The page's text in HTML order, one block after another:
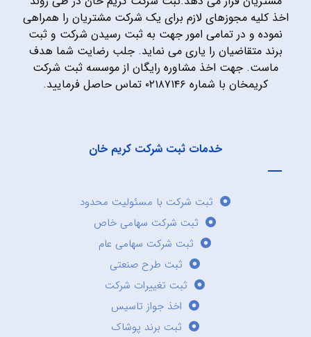
اخذ کلیه مجوزهای لازم برای یک شرکت مشتریان را همراهی
نموده و در تمامی امور جهت به ثبت رسیدن شرکت و ثبت
برند متقاضیان را یاری می نماید. جلب رضایت شما هدف
ماست. جهت اخذ مشاوره رایگان از موسسه ثبت شرکت
کریمخان با شماره ۰۲۱۸۷۱۴۶ تماس حاصل فرمایید.
خدمات ثبت شرکت کریم خان
ثبت شرکت با مسئولیت محدود
ثبت شرکت سهامی خاص
ثبت شرکت سهامی عام
ثبت طرح صنعتی
ثبت تغییرات شرکت
اخذ جواز تاسیس
ثبت برند پوشاک